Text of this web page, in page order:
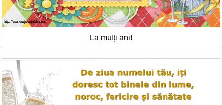
La mulți ani!